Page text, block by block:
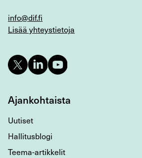
info@dif.fi
Lisää yhteystietoja
Ajankohtaista
Uutiset
Hallitusblogi
Teema-artikkelit